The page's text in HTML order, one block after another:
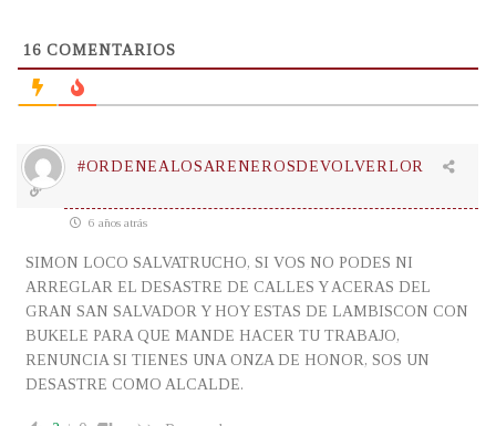
16 COMENTARIOS
#ORDENEALOSARENEROSDEVOLVERLOR
6 años atrás
SIMON LOCO SALVATRUCHO, SI VOS NO PODES NI
ARREGLAR EL DESASTRE DE CALLES Y ACERAS DEL
GRAN SAN SALVADOR Y HOY ESTAS DE LAMBISCON CON
BUKELE PARA QUE MANDE HACER TU TRABAJO,
RENUNCIA SI TIENES UNA ONZA DE HONOR, SOS UN
DESASTRE COMO ALCALDE.